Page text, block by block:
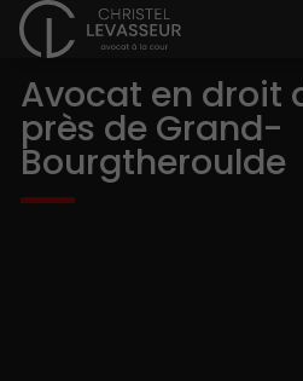
Avocat en droit
près de Grand-
Bourgtheroulde